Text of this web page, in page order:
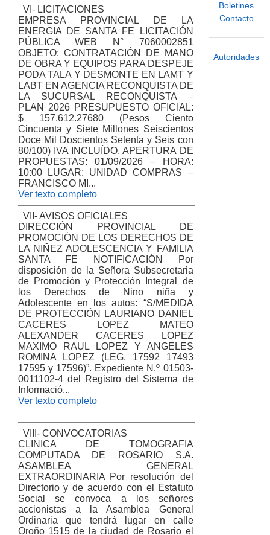
VI- LICITACIONES
EMPRESA PROVINCIAL DE LA
ENERGIA DE SANTA FE LICITACIÓN
PÚBLICA WEB N° 7060002851
OBJETO: CONTRATACIÓN DE MANO
DE OBRA Y EQUIPOS PARA DESPEJE
PODA TALA Y DESMONTE EN LAMT Y
LABT EN AGENCIA RECONQUISTA DE
LA SUCURSAL RECONQUISTA –
PLAN 2026 PRESUPUESTO OFICIAL:
$ 157.612.27680 (Pesos Ciento
Cincuenta y Siete Millones Seiscientos
Doce Mil Doscientos Setenta y Seis con
80/100) IVA INCLUÍDO. APERTURA DE
PROPUESTAS: 01/09/2026 – HORA:
10:00 LUGAR: UNIDAD COMPRAS –
FRANCISCO MI...
Ver texto completo
VII- AVISOS OFICIALES
DIRECCIÓN PROVINCIAL DE
PROMOCIÓN DE LOS DERECHOS DE
LA NIÑEZ ADOLESCENCIA Y FAMILIA
SANTA FE NOTIFICACIÓN Por
disposición de la Señora Subsecretaria
de Promoción y Protección Integral de
los Derechos de Nino niña y
Adolescente en los autos: “S/MEDIDA
DE PROTECCIÓN LAURIANO DANIEL
CACERES LOPEZ MATEO
ALEXANDER CACERES LOPEZ
MAXIMO RAUL LOPEZ Y ANGELES
ROMINA LOPEZ (LEG. 17592 17493
17595 y 17596)”. Expediente N.º 01503-
0011102-4 del Registro del Sistema de
Informació...
Ver texto completo
VIII- CONVOCATORIAS
CLINICA DE TOMOGRAFIA
COMPUTADA DE ROSARIO S.A.
ASAMBLEA GENERAL
EXTRAORDINARIA Por resolución del
Directorio y de acuerdo con el Estatuto
Social se convoca a los señores
accionistas a la Asamblea General
Ordinaria que tendrá lugar en calle
Oroño 1515 de la ciudad de Rosario el
Boletines
Contacto
Autoridades